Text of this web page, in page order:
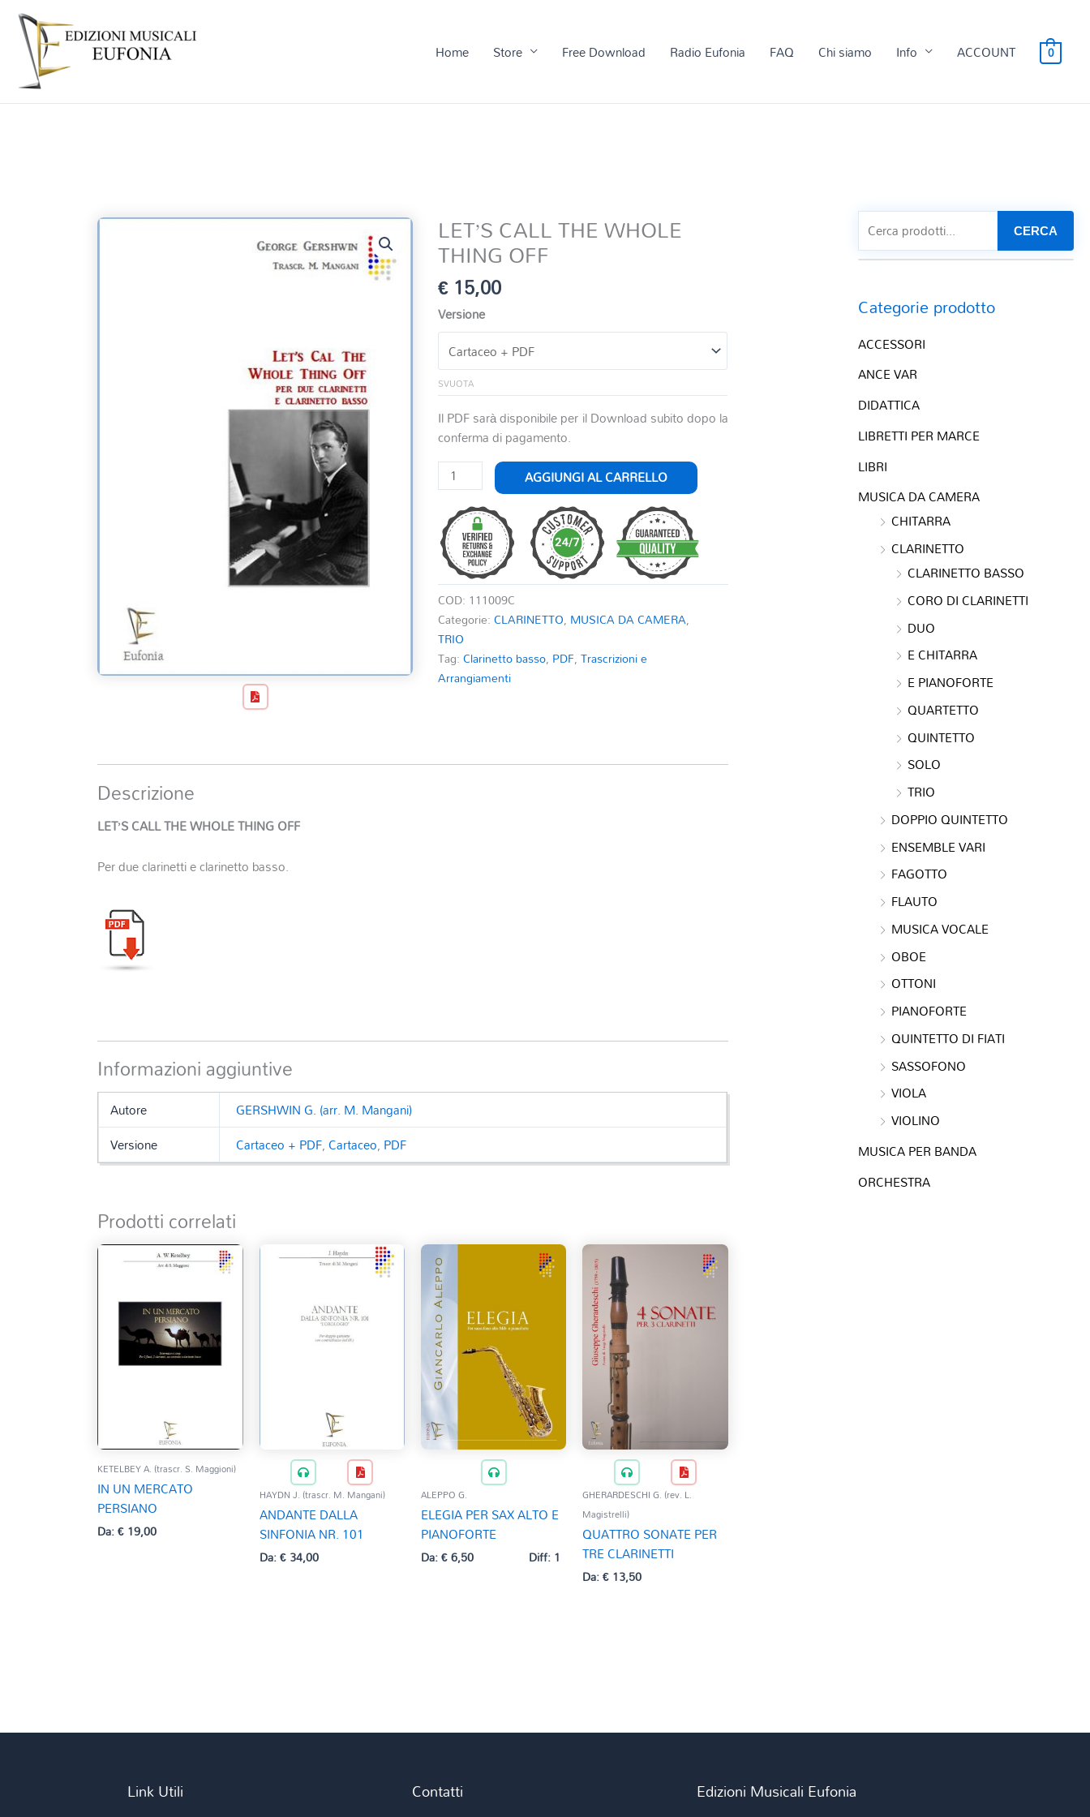
Home Store Free Download Radio Eufonia FAQ Chi siamo Info ACCOUNT 0
LET’S CALL THE WHOLE
THING OFF
€15,00
Versione
SVUOTA
Il PDF sarà disponibile per il Download subito dopo la
conferma di pagamento.
LET'S
CALL
THE
WHOLE
THING
OFF
quantità
AGGIUNGI AL CARRELLO
COD: 111009C
Categorie:CLARINETTO, MUSICA DA CAMERA,
TRIO
Tag:Clarinetto basso, PDF,Trascrizioni e
Arrangiamenti
Descrizione
LET’S CALL THE WHOLE THING OFF
Per due clarinetti e clarinetto basso.
Informazioni aggiuntive
Autore
GERSHWIN G. (arr. M. Mangani)
Versione
Cartaceo + PDF,Cartaceo, PDF
Prodotti correlati
KETELBEY A. (trascr. S. Maggioni)
IN UN MERCATO
PERSIANO
Da:€19,00
HAYDN J. (trascr. M. Mangani)
ANDANTE DALLA
SINFONIA NR. 101
Da:€34,00
ALEPPO G.
ELEGIA PER SAX ALTO E
PIANOFORTE
Da:€6,50 Diff: 1
GHERARDESCHI G. (rev. L.
Magistrelli)
QUATTRO SONATE PER
TRE CLARINETTI
Da:€13,50
CERCA
Categorie prodotto
ACCESSORI
ANCE VAR
DIDATTICA
LIBRETTI PER MARCE
LIBRI
MUSICA DA CAMERA
CHITARRA
CLARINETTO
CLARINETTO BASSO
CORO DI CLARINETTI
DUO
E CHITARRA
E PIANOFORTE
QUARTETTO
QUINTETTO
SOLO
TRIO
DOPPIO QUINTETTO
ENSEMBLE VARI
FAGOTTO
FLAUTO
MUSICA VOCALE
OBOE
OTTONI
PIANOFORTE
QUINTETTO DI FIATI
SASSOFONO
VIOLA
VIOLINO
MUSICA PER BANDA
ORCHESTRA
Link Utili Contatti Edizioni Musicali Eufonia